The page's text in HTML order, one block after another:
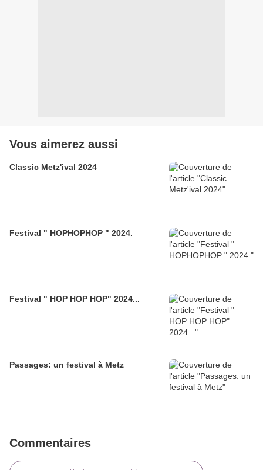
Vous aimerez aussi
Classic Metz'ival 2024
Festival " HOPHOPHOP " 2024.
Festival " HOP HOP HOP" 2024...
Passages: un festival à Metz
Commentaires